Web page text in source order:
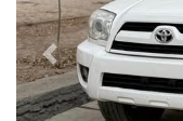
Previous